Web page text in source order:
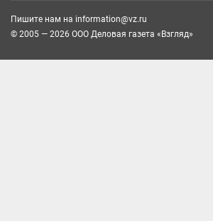
Пишите нам на information@vz.ru
© 2005 — 2026 ООО Деловая газета «Взгляд»